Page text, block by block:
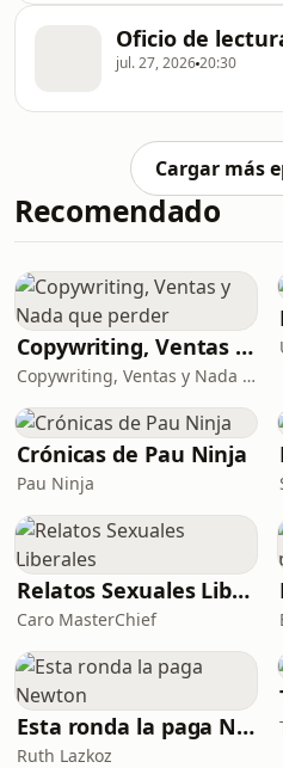
Oficio de
jul. 27, 202620:30
Cargar más
Recomendado
Copywriting, Ventas y Nada que perder
Copywriting, Ventas y Nada que Perder
Crónicas de Pau Ninja
Pau Ninja
Relatos Sexuales Liberales
Caro MasterChief
Esta ronda la paga Newton
Ruth Lazkoz